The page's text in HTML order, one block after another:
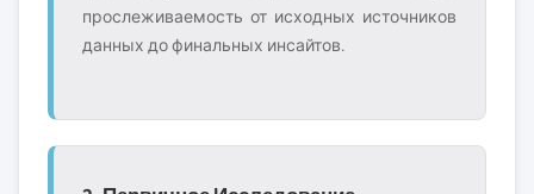
прослеживаемость от исходных источников
данных до финальных инсайтов.